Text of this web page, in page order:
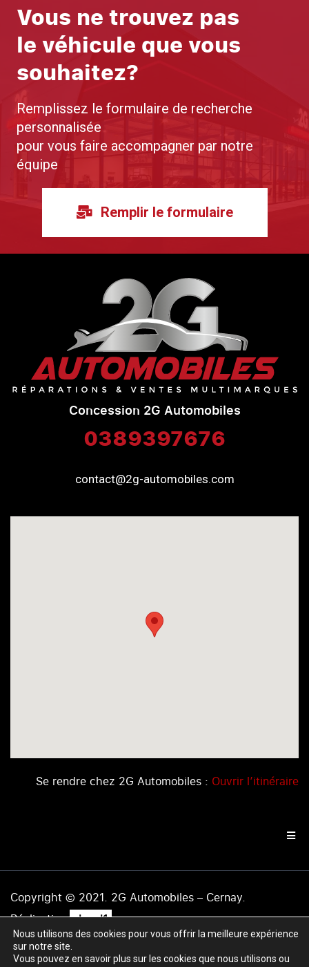
Vous ne trouvez pas
le véhicule que vous
souhaitez?
Remplissez le formulaire de recherche
personnalisée
pour vous faire accompagner par notre
équipe
Remplir le formulaire
Concession 2G Automobiles
0389397676
contact@2g-automobiles.com
Se rendre chez 2G Automobiles : Ouvrir l’itinéraire
Copyright © 2021. 2G Automobiles – Cernay.
Réalisation .level1
Mentions légales|Politique de confidentialité|Plan du
site
Nous utilisons des cookies pour vous offrir la meilleure expérience
sur notre site.
Vous pouvez en savoir plus sur les cookies que nous utilisons ou